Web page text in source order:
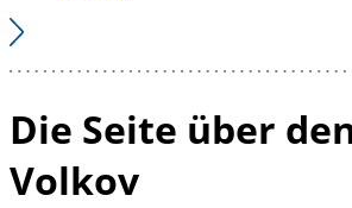
Die Seite über
Volkov